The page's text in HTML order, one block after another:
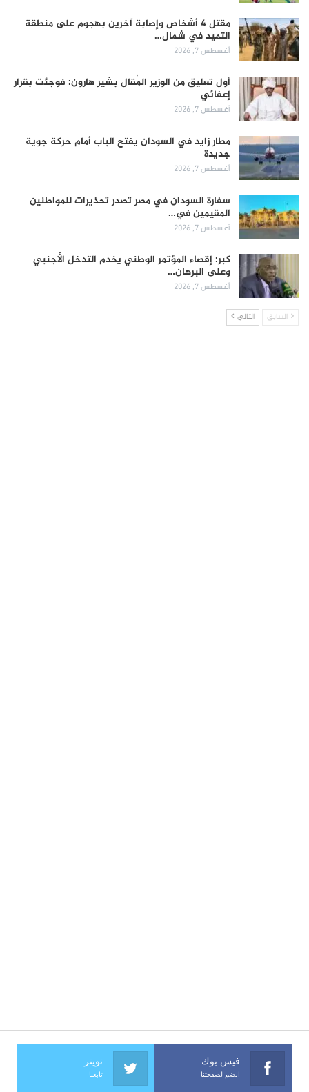
مقتل 4 أشخاص وإصابة آخرين بهجوم على منطقة
التميد في شمال…
أغسطس 7, 2026
أول تعليق من الوزير المُقال بشير هارون: فوجئت بقرار
إعفائي
أغسطس 7, 2026
مطار زايد في السودان يفتح الباب أمام حركة جوية
جديدة
أغسطس 7, 2026
سفارة السودان في مصر تصدر تحذيرات للمواطنين
المقيمين في…
أغسطس 7, 2026
كبر: إقصاء المؤتمر الوطني يخدم التدخل الأجنبي
وعلى البرهان…
أغسطس 7, 2026
السابق التالي
فيس بوك
انضم لصفحتنا
تويتر
تابعنا